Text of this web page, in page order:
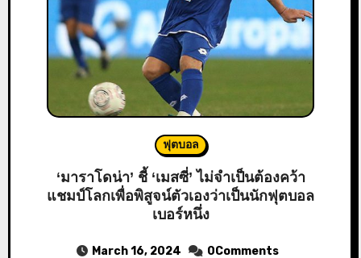
ฟุตบอล
‘มาราโดน่า’ ชี้ ‘เมสซี่’ ไม่จำเป็นต้องคว้า
แชมป์โลกเพื่อพิสูจน์ตัวเองว่าเป็นนักฟุตบอล
เบอร์หนึ่ง
March 16, 2024 0Comments